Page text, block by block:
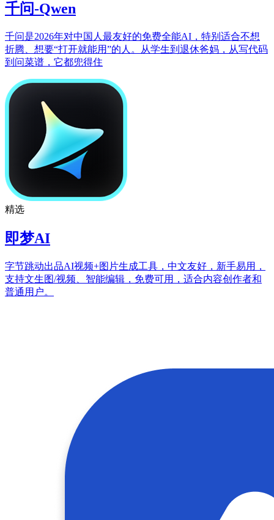
千问-Qwen
千问是2026年对中国人最友好的免费全能AI，特别适合不想
折腾、想要“打开就能用”的人。从学生到退休爸妈，从写代码
到问菜谱，它都兜得住
精选
即梦AI
字节跳动出品AI视频+图片生成工具，中文友好，新手易用，
支持文生图/视频、智能编辑，免费可用，适合内容创作者和
普通用户。